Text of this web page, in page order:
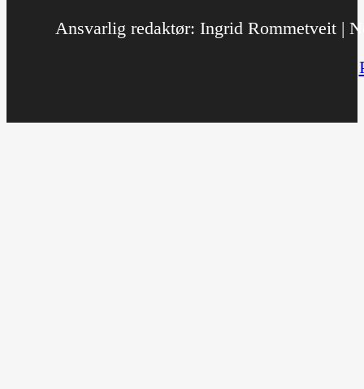
Ansvarlig redaktør: Ingrid Rommetveit |